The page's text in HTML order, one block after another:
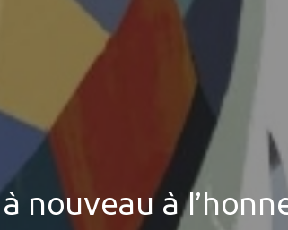
nouveau à